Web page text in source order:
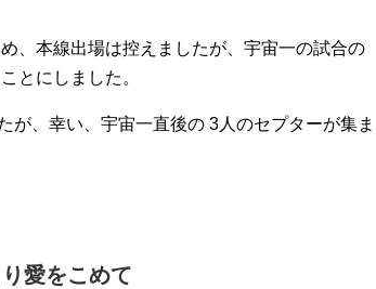
、本線出場は控えましたが、宇宙一の試合の
とにしました。
が、幸い、宇宙一直後の 3人のセプターが集ま
愛をこめて